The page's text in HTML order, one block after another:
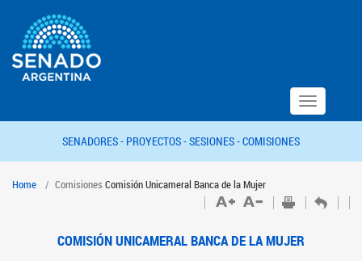
Toggle
navigation
SENADORES - PROYECTOS -SESIONES -COMISIONES
Home Comisiones Comisión Unicameral Banca de la Mujer
COMISIÓN UNICAMERAL BANCA DE LA MUJER